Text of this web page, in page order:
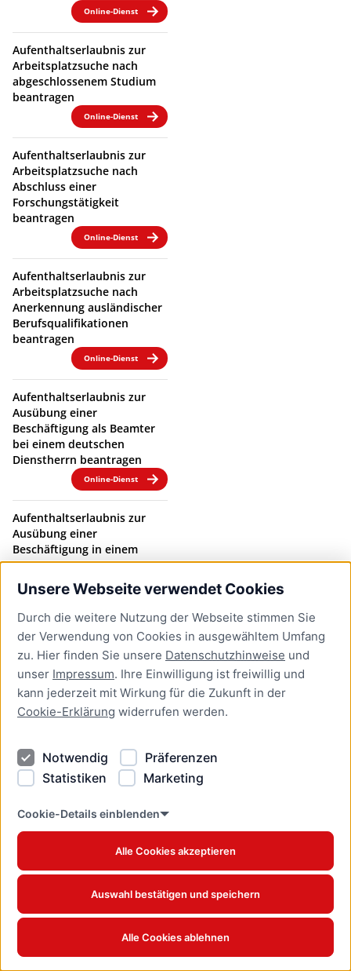
Unsere Webseite verwendet Cookies
Durch die weitere Nutzung der Webseite stimmen Sie
der Verwendung von Cookies in ausgewähltem Umfang
zu. Hier finden Sie unsere Datenschutzhinweise und
unser Impressum. Ihre Einwilligung ist freiwillig und
kann jederzeit mit Wirkung für die Zukunft in der
Cookie-Erklärung widerrufen werden.
Notwendig
Präferenzen
Statistiken
Marketing
Cookie-Details einblenden
Alle Cookies akzeptieren
Auswahl bestätigen und speichern
Alle Cookies ablehnen
Online-Dienst
Aufenthaltserlaubnis zur
Arbeitsplatzsuche nach
abgeschlossenem Studium
beantragen
Online-Dienst
Aufenthaltserlaubnis zur
Arbeitsplatzsuche nach
Abschluss einer
Forschungstätigkeit
beantragen
Online-Dienst
Aufenthaltserlaubnis zur
Arbeitsplatzsuche nach
Anerkennung ausländischer
Berufsqualifikationen
beantragen
Online-Dienst
Aufenthaltserlaubnis zur
Ausübung einer
Beschäftigung als Beamter
bei einem deutschen
Dienstherrn beantragen
Online-Dienst
Aufenthaltserlaubnis zur
Ausübung einer
Beschäftigung in einem
Beamtenverhältnis bei
einem deutschen
Dienstherrn verlängern
Online-Dienst
Aufenthaltserlaubnis zur
bedingten Zulassung zum
Studium oder zum
Teilzeitstudium beantragen
Online-Dienst
Aufenthaltserlaubnis zur
Beschäftigung als Fachkraft
mit akademischer
Ausbildung beantragen
Aufenthaltserlaubnis zur
betrieblichen Aus- und
Weiterbildung verlängern
Online-Dienst
Aufenthaltserlaubnis zur